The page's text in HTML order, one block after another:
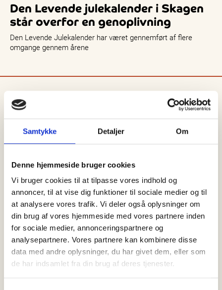
Samtykke Detaljer Om
Denne hjemmeside bruger cookies
Vi bruger cookies til at tilpasse vores indhold og
annoncer, til at vise dig funktioner til sociale medier og til
at analysere vores trafik. Vi deler også oplysninger om
din brug af vores hjemmeside med vores partnere inden
for sociale medier, annonceringspartnere og
analysepartnere. Vores partnere kan kombinere disse
data med andre oplysninger, du har givet dem, eller som
de har indsamlet fra din brug af deres tjenester.
Den Levende julekalender i Skagen
står overfor en genoplivning
Den Levende Julekalender har været gennemført af flere
omgange gennem årene
SE ALLE